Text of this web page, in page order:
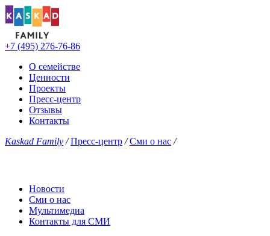
+7 (495) 276-76-86
О семействе
Ценности
Проекты
Пресс-центр
Отзывы
Контакты
Kaskad Family / Пресс-центр / Сми о нас /
Новости
Сми о нас
Мультимедиа
Контакты для СМИ